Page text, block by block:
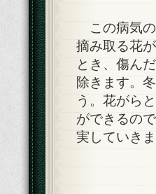
この病気
摘み取る花
とき、傷ん
除きます。
う。花がら
ができるの
実していきま